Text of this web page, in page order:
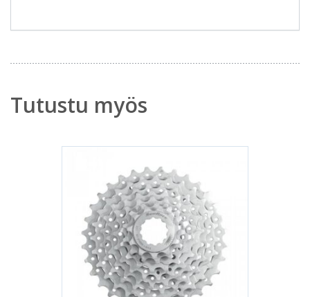
Tutustu myös